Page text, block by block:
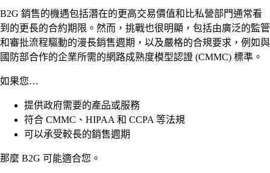
B2G 銷售的機遇包括潛在的更高交易價值和比私營部門通常看
到的更長的合約期限。然而，挑戰也很明顯，包括由廣泛的監管
和審批流程驅動的漫長銷售週期，以及嚴格的合規要求，例如與
國防部合作的企業所需的網路成熟度模型認證 (CMMC) 標準。
如果您…
提供政府需要的產品或服務
符合 CMMC、HIPAA 和 CCPA 等法規
可以承受較長的銷售週期
那麼 B2G 可能適合您。